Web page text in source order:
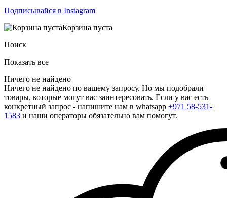
Подписывайся в Instagram
Корзина пуста
Поиск
Показать все
Ничего не найдено
Ничего не найдено по вашему запросу. Но мы подобрали
товары, которые могут вас заинтересовать. Если у вас есть
конкретный запрос - напишите нам в whatsapp +971 58-531-
1583 и наши операторы обязательно вам помогут.